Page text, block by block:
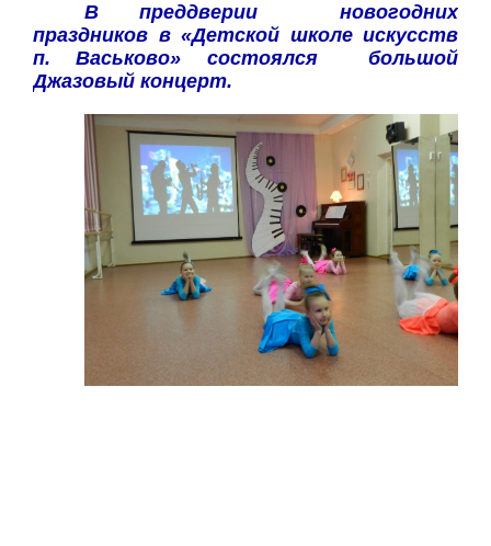
В преддверии новогодних
праздников в «Детской школе искусств
п. Васьково» состоялся большой
Джазовый концерт.